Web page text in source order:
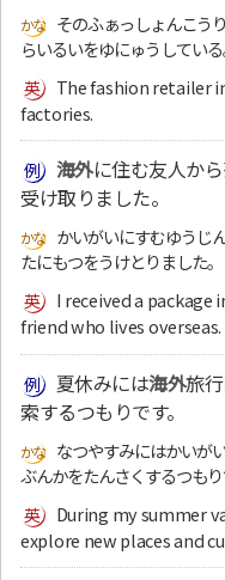
そのふぁっしょんこう
らいるいをゆにゅうしている
The fashion retailer
factories.
海外に住む友人か
受け取りました。
かいがいにすむゆうじ
たにもつをうけとりました。
I received a
friend who lives overseas.
夏休みには海外旅
索するつもりです。
なつやすみにはかいが
ぶんかをたんさくするつもり
During my summer
explore new places and